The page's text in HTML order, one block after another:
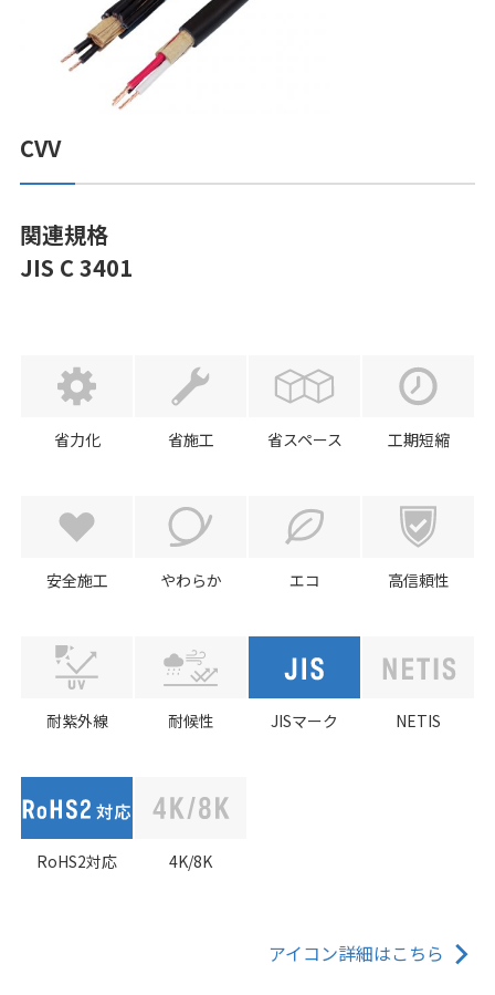
CVV
関連規格
JIS C 3401
省力化 省施工 省スペース 工期短縮
安全施工 やわらか エコ 高信頼性
耐紫外線 耐候性 JISマーク NETIS
RoHS2対応 4K/8K
アイコン詳細はこちら